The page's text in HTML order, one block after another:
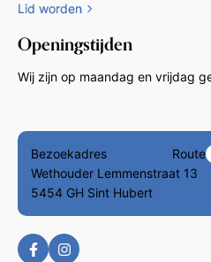
Lid worden
Openingstijden
Wij zijn op maandag en vrijdag
Bezoekadres
Wethouder Lemmenstraat 13
5454 GH Sint Hubert
Route